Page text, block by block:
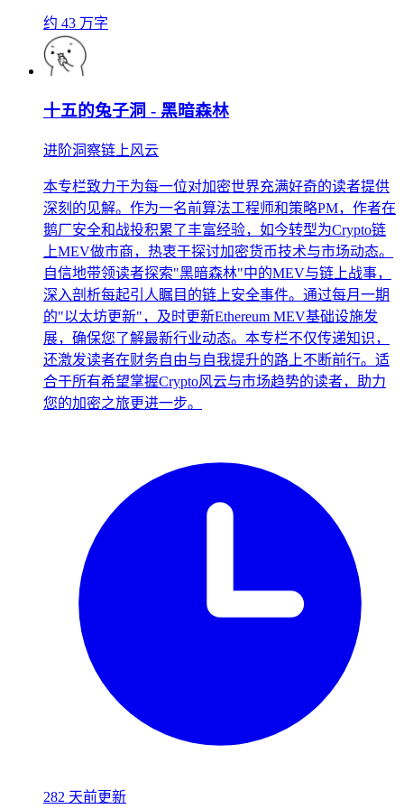
约 43 万字
十五的兔子洞 - 黑暗森林
进阶洞察链上风云
本专栏致力于为每一位对加密世界充满好奇的读者提供
深刻的见解。作为一名前算法工程师和策略PM，作者在
鹅厂安全和战投积累了丰富经验，如今转型为Crypto链
上MEV做市商，热衷于探讨加密货币技术与市场动态。
自信地带领读者探索"黑暗森林"中的MEV与链上战事，
深入剖析每起引人瞩目的链上安全事件。通过每月一期
的"以太坊更新"，及时更新Ethereum MEV基础设施发
展，确保您了解最新行业动态。本专栏不仅传递知识，
还激发读者在财务自由与自我提升的路上不断前行。适
合于所有希望掌握Crypto风云与市场趋势的读者，助力
您的加密之旅更进一步。
282 天前更新